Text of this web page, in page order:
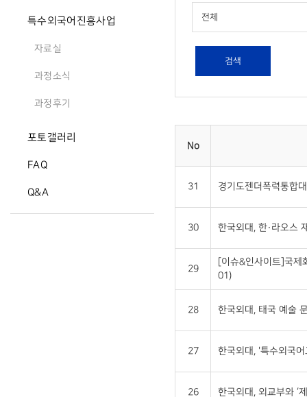
특수외국어진흥사업
자료실
과정소식
과정후기
포토갤러리
FAQ
Q&A
전체
검색
No
31 경기도젠더폭력통합
30 한국외대, 한·라오스
29
[이슈&인사이트]국제
01)
28 한국외대, 태국 예술
27 한국외대, '특수외국
26 한국외대, 외교부와 ‘